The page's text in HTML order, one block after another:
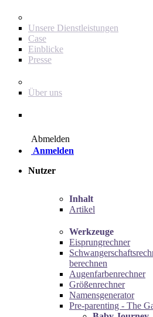
Unsere Dienstleistungen
Case
Einblicke
Presse
Über uns
Abmelden
Anmelden
Nutzer
Inhalt
Artikel
Werkzeuge
Eisprungrechner
berechnen
Augenfarbenrechner
Größenrechner
Namensgenerator
Pre-parenting - The